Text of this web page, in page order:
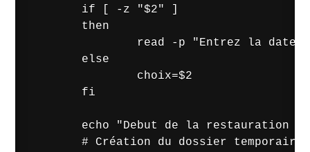
        if [ -z "$2" ]
        then
read -p "Entrez la date
        else
                choix=$2
        fi
echo "Debut de la restauration
        # Création du dossier temporaire